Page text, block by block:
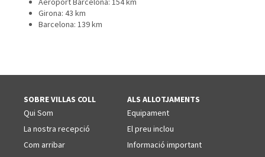
Girona: 43 km
Barcelona: 139 km
SOBRE VILLAS COLL
Qui Som
La nostra recepció
Com arribar
ALS ALLOTJAMENTS
Equipament
El preu inclou
Informació important